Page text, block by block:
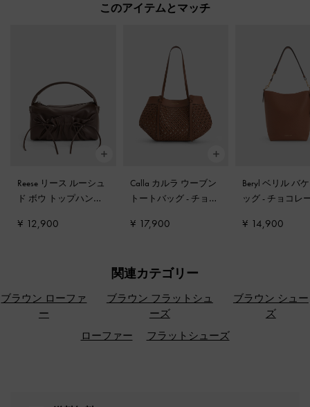
このアイテムとマッチ
Reese リース ルーシュ
ド ボウ トップハンド
ソブラウン
¥ 12,900
Calla カルラ ウーブン
トートバッグ- チョコ
¥ 17,900
Beryl ベリル バ
ッグ- チョコレ
¥ 14,900
関連カテゴリー
ブラウン ローファ
ー
ブラウン フラットシュ
ーズ
ブラウン シュー
ズ
ローファー
フラットシューズ